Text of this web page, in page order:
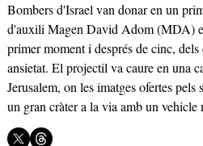
Bombers d'Israel van donar en un
d'auxili Magen David Adom (MDA)
primer moment i després de cinc,
ansietat. El projectil va caure en una
Jerusalem, on les imatges ofertes pels
un gran cràter a la via amb un vehicle